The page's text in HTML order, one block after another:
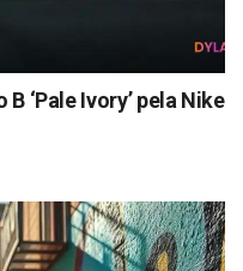
‘Pale Ivory’ pela Nike